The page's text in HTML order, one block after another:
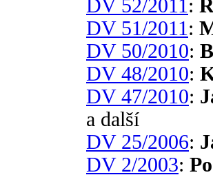
DV 52/2011 :
DV 51/2011 :
DV 50/2010:
DV 48/2010:
DV 47/2010:
a další
DV 25/2006:
DV 2/2003: